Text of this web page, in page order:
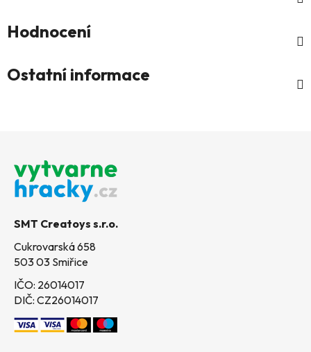
Hodnocení
Ostatní informace
SMT Creatoys s.r.o.
Cukrovarská 658
503 03 Smiřice
IČO: 26014017
DIČ: CZ26014017